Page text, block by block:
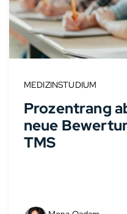
MEDIZINSTUDIUM
Prozentrang
neue
TMS